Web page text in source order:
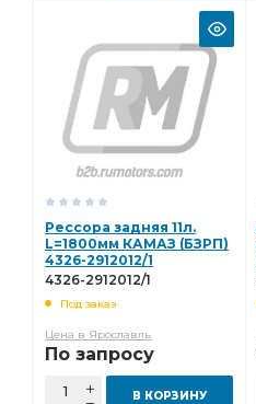
Рессора задняя 11л.
L=1800мм КАМАЗ (БЗРП)
4326-2912012/1
4326-2912012/1
Под заказ
Цена в Ярославль
По запросу
В КОРЗИНУ